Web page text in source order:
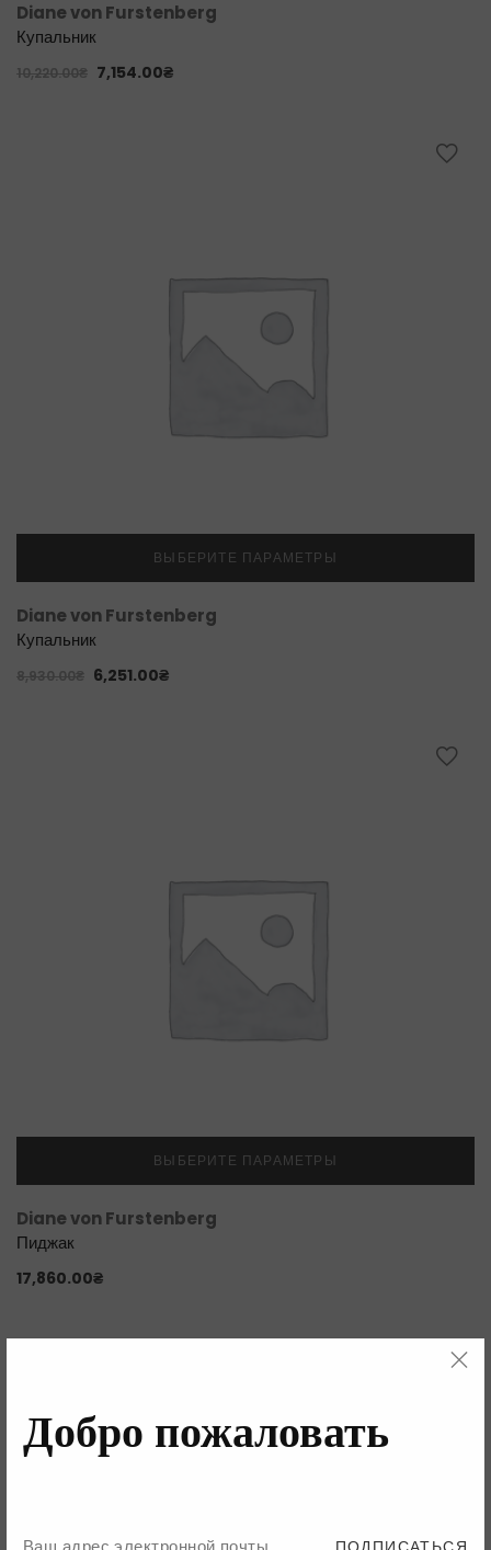
Добро пожаловать
Diane von Furstenberg
Купальник
10,220.00₴ 7,154.00₴
ВЫБЕРИТЕ ПАРАМЕТРЫ
Diane von Furstenberg
Купальник
8,930.00₴ 6,251.00₴
ВЫБЕРИТЕ ПАРАМЕТРЫ
Diane von Furstenberg
Пиджак
17,860.00₴